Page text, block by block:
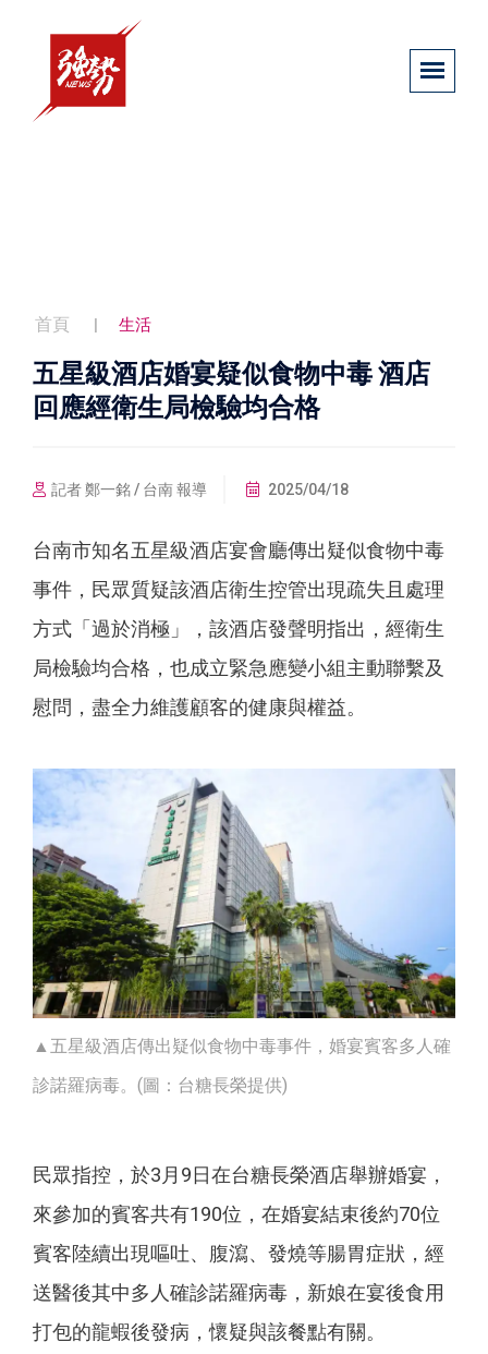
首頁 生活
五星級酒店婚宴疑似食物中毒 酒店
回應經衛生局檢驗均合格
記者 鄭一銘 / 台南 報導 2025/04/18
台南市知名五星級酒店宴會廳傳出疑似食物中毒
事件，民眾質疑該酒店衛生控管出現疏失且處理
方式「過於消極」，該酒店發聲明指出，經衛生
局檢驗均合格，也成立緊急應變小組主動聯繫及
慰問，盡全力維護顧客的健康與權益。
▲五星級酒店傳出疑似食物中毒事件，婚宴賓客多人確
診諾羅病毒。(圖：台糖長榮提供)
民眾指控，於3月9日在台糖長榮酒店舉辦婚宴，
來參加的賓客共有190位，在婚宴結束後約70位
賓客陸續出現嘔吐、腹瀉、發燒等腸胃症狀，經
送醫後其中多人確診諾羅病毒，新娘在宴後食用
打包的龍蝦後發病，懷疑與該餐點有關。